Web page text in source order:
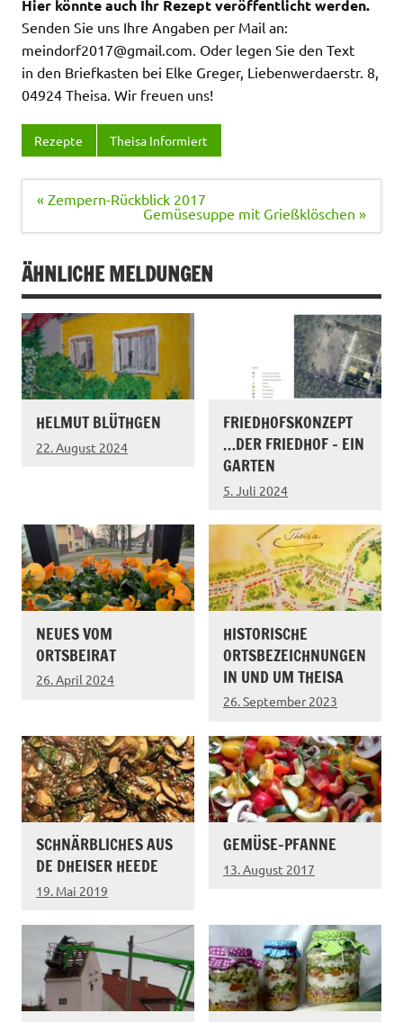
Hier könnte auch Ihr Rezept veröffentlicht werden.
Senden Sie uns Ihre Angaben per Mail an:
meindorf2017@gmail.com. Oder legen Sie den Text
in den Briefkasten bei Elke Greger, Liebenwerdaerstr. 8,
04924 Theisa. Wir freuen uns!
Rezepte Theisa Informiert
Beitragsnavigation
« Zempern-Rückblick 2017
Gemüsesuppe mit Grießklöschen »
ÄHNLICHE MELDUNGEN
HELMUT BLÜTHGEN
22. August 2024
FRIEDHOFSKONZEPT
…DER FRIEDHOF – EIN
GARTEN
5. Juli 2024
NEUES VOM
ORTSBEIRAT
26. April 2024
HISTORISCHE
ORTSBEZEICHNUNGEN
IN UND UM THEISA
26. September 2023
SCHNÄRBLICHES AUS
DE DHEISER HEEDE
19. Mai 2019
GEMÜSE-PFANNE
13. August 2017